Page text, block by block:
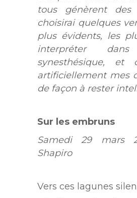
tous génèrent des
choisirai quelques
plus évidents, les
interpréter dans
synesthésique, et
artificiellement mes
de façon à rester
Sur les embruns
Samedi 29 mars
Shapiro
Vers ces lagunes